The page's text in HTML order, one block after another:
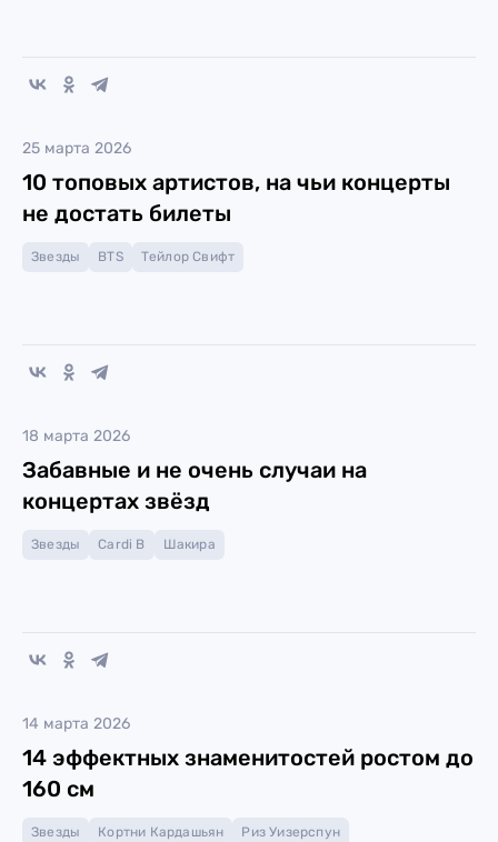
25 марта 2026
10 топовых артистов, на чьи концерты
не достать билеты
Звезды BTS Тейлор Свифт
18 марта 2026
Забавные и не очень случаи на
концертах звёзд
Звезды Cardi B Шакира
14 марта 2026
14 эффектных знаменитостей ростом до
160 см
Звезды Кортни Кардашьян Риз Уизерспун